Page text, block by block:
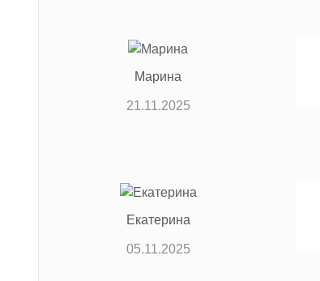
Марина
21.11.2025
Екатерина
05.11.2025